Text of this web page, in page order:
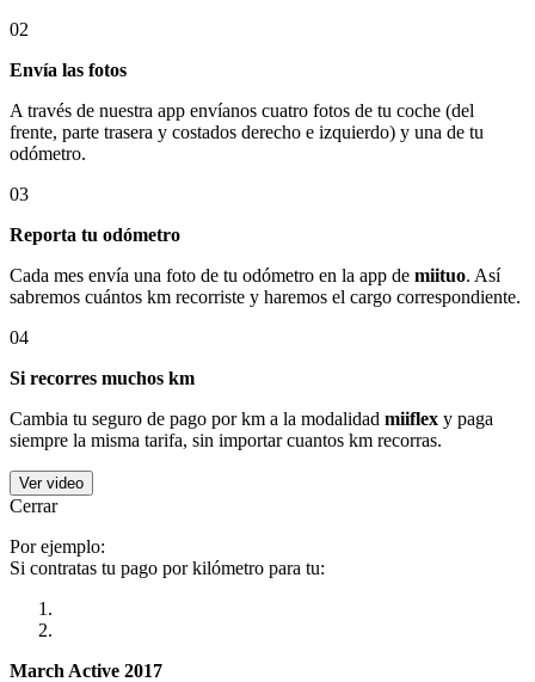
02
Envía las fotos
A través de nuestra app envíanos cuatro fotos de tu coche (del
frente, parte trasera y costados derecho e izquierdo) y una de tu
odómetro.
03
Reporta tu odómetro
Cada mes envía una foto de tu odómetro en la app de miituo. Así
sabremos cuántos km recorriste y haremos el cargo correspondiente.
04
Si recorres muchos km
Cambia tu seguro de pago por km a la modalidad miiflex y paga
siempre la misma tarifa, sin importar cuantos km recorras.
Ver video
Cerrar
Por ejemplo:
Si contratas tu pago por kilómetro para tu:
March Active 2017